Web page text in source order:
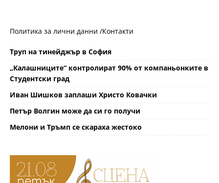
Политика за лични данни /Контакти
Труп на тинейджър в София
„Калашниците“ контролират 90% от компаньонките в
Студентски град
Иван Шишков заплаши Христо Ковачки
Петър Волгин може да си го получи
Мелони и Тръмп се скараха жестоко